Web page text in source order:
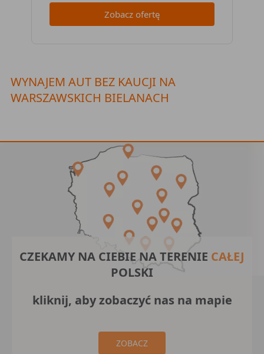
Zobacz ofertę
WYNAJEM AUT BEZ KAUCJI NA
WARSZAWSKICH BIELANACH
CZEKAMY NA CIEBIE NA TERENIE CAŁEJ
POLSKI
kliknij, aby zobaczyć nas na mapie
ZOBACZ